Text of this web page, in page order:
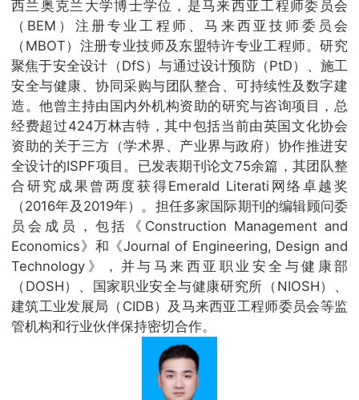
西兰奥克兰大学博士学位，是马来西亚工程师委员会
（BEM）注册专业工程师、马来西亚技师委员会
（MBOT）注册专业技师及东盟特许专业工程师。研究
聚焦于安全设计（DfS）与通过设计预防（PtD）、施工
安全与健康、协同采购与团队整合、可持续性及数字建
造。他曾主持由国内外机构资助的研究与咨询项目，总
经费超过424万林吉特，其中包括当前由英国文化协会
资助的关于三方（学术界、产业界与政府）协作推进安
全设计的ISPF项目。已发表期刊论文75余篇，其团队整
合研究成果曾两度获得Emerald Literati网络卓越奖
（2016年及2019年）。担任多家国际期刊的编辑顾问委
员会成员，包括《Construction Management and
Economics》和《Journal of Engineering, Design and
Technology》，并与马来西亚职业安全与健康部
（DOSH）、国家职业安全与健康研究所（NIOSH）、
建筑工业发展局（CIDB）及马来西亚工程师委员会等监
管机构和行业伙伴保持密切合作。